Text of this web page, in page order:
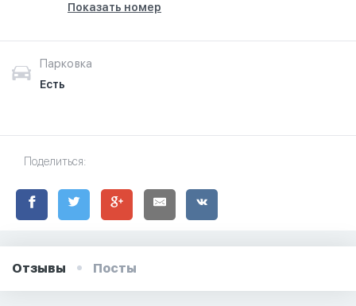
Показать номер
Парковка
Есть
Поделиться:
Отзывы Посты